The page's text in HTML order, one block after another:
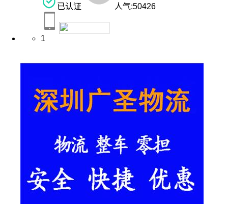
已认证 人气:50426
1